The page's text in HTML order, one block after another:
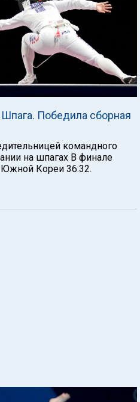
Победила сборная
командного
на шпагах В финале
Кореи 36:32.